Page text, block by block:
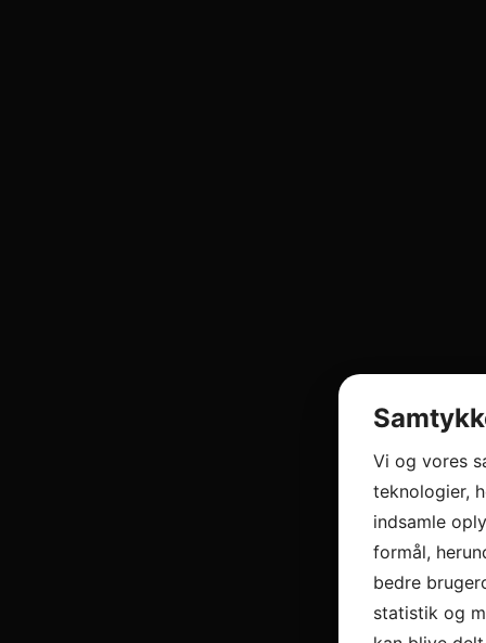
Vi og vores
teknologier,
indsamle
formål,
bedre
statistik og